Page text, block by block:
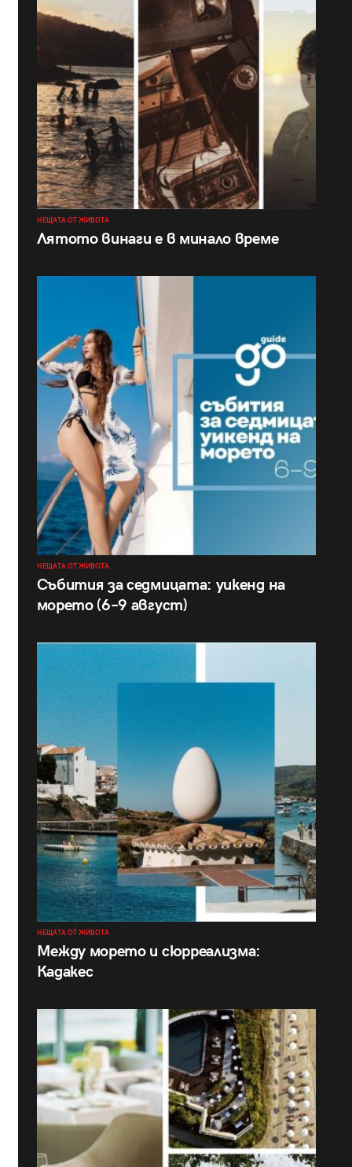
НЕЩАТА ОТ ЖИВОТА
Лятото винаги е в минало време
НЕЩАТА ОТ ЖИВОТА
Събития за седмицата: уикенд на
морето (6–9 август)
НЕЩАТА ОТ ЖИВОТА
Между морето и сюрреализма:
Кадакес